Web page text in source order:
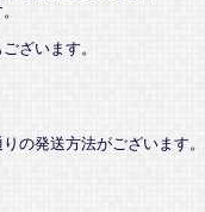
ざいます。
の発送方法がございます。